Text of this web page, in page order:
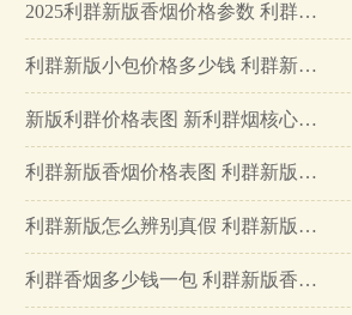
2025利群新版香烟价格参数 利群新版香烟多少钱一包…
利群新版小包价格多少钱 利群新版价格表查询一览…
新版利群价格表图 新利群烟核心参数介绍…
利群新版香烟价格表图 利群新版香烟口感怎么样…
利群新版怎么辨别真假 利群新版香烟多少钱一包…
利群香烟多少钱一包 利群新版香烟价格图表…